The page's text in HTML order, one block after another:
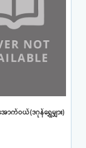
ာက်ဝယ်(ဒဂုန်ရွှေမျှား)